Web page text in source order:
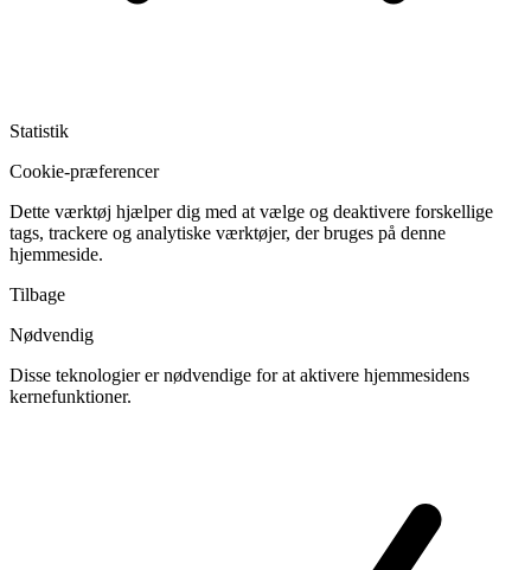
Statistik
Cookie-præferencer
Dette værktøj hjælper dig med at vælge og deaktivere forskellige
tags, trackere og analytiske værktøjer, der bruges på denne
hjemmeside.
Tilbage
Nødvendig
Disse teknologier er nødvendige for at aktivere hjemmesidens
kernefunktioner.